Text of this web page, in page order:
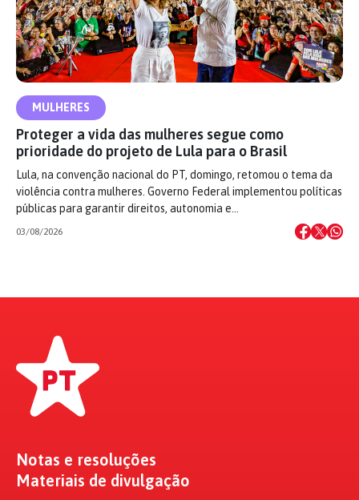
MULHERES
Proteger a vida das mulheres segue como
prioridade do projeto de Lula para o Brasil
Lula, na convenção nacional do PT, domingo, retomou o tema da
violência contra mulheres. Governo Federal implementou políticas
públicas para garantir direitos, autonomia e…
03/08/2026
Notas e resoluções
Materiais de divulgação